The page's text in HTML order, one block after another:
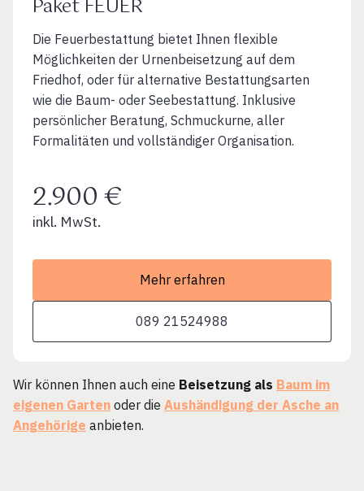
Paket FEUER
Die Feuerbestattung bietet Ihnen flexible
Möglichkeiten der Urnenbeisetzung auf dem
Friedhof, oder für alternative Bestattungsarten
wie die Baum- oder Seebestattung. Inklusive
persönlicher Beratung, Schmuckurne, aller
Formalitäten und vollständiger Organisation.
2.900 €
inkl. MwSt.
Mehr erfahren
089 21524988
Wir können Ihnen auch eine Beisetzung als Baum im
eigenen Garten oder die Aushändigung der Asche an
Angehörige anbieten.